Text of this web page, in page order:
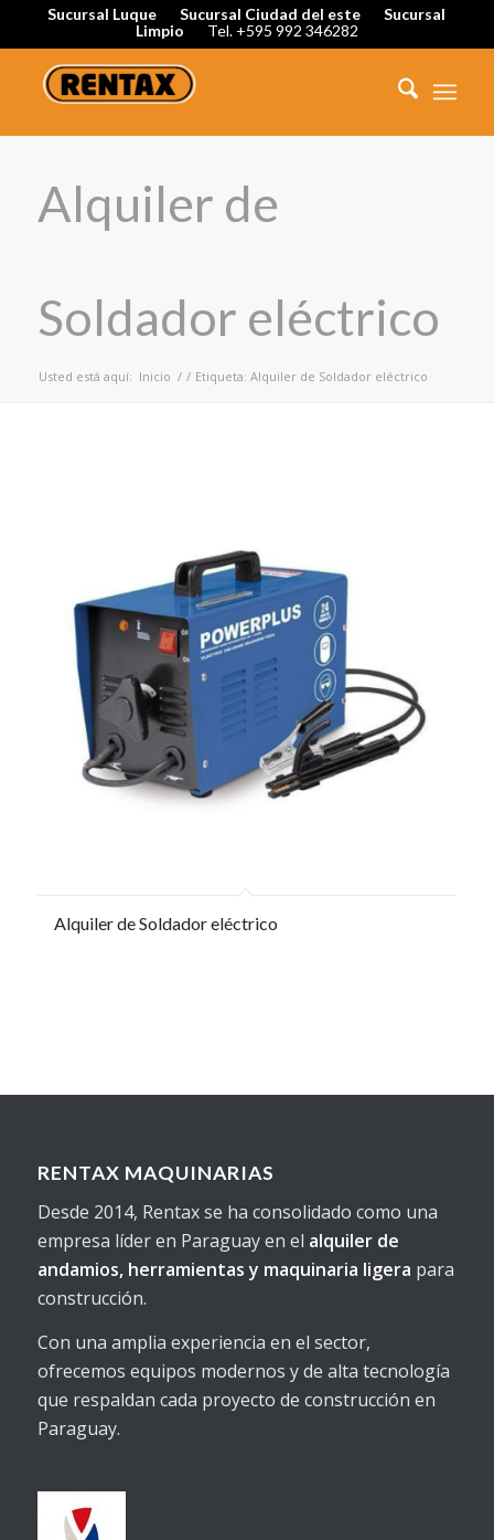
Sucursal Luque Sucursal Ciudad del este
Sucursal
Limpio
Tel. +595 992 346282
Alquiler de
Soldador eléctrico
Usted está aquí: Inicio / / Etiqueta: Alquiler de Soldador eléctrico
Alquiler de Soldador eléctrico
RENTAX MAQUINARIAS
Desde 2014, Rentax se ha consolidado como una
empresa líder en Paraguay en el alquiler de
andamios, herramientas y maquinaria ligera para
construcción.
Con una amplia experiencia en el sector,
ofrecemos equipos modernos y de alta tecnología
que respaldan cada proyecto de construcción en
Paraguay.